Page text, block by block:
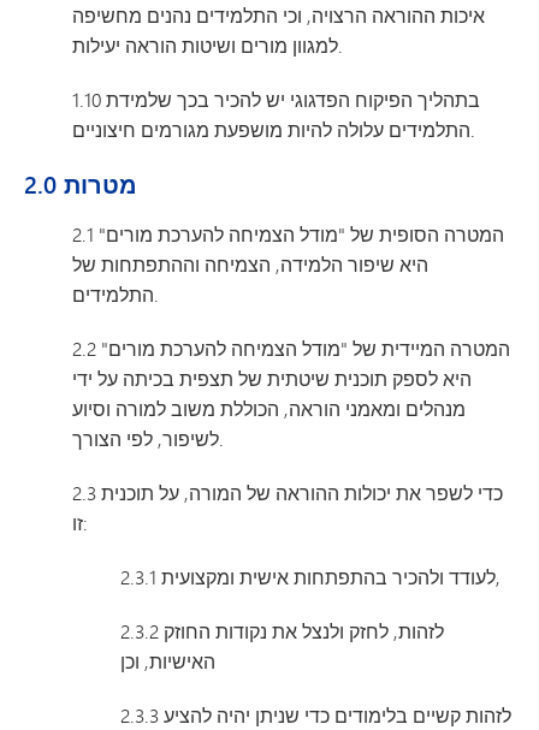
איכות ההוראה הרצויה, וכי התלמידים נהנים מחשיפה
למגוון מורים ושיטות הוראה יעילות.
1.10 בתהליך הפיקוח הפדגוגי יש להכיר בכך שלמידת
התלמידים עלולה להיות מושפעת מגורמים חיצוניים.
2.0 מטרות
2.1 המטרה הסופית של "מודל הצמיחה להערכת מורים"
היא שיפור הלמידה, הצמיחה וההתפתחות של
התלמידים.
2.2 המטרה המיידית של "מודל הצמיחה להערכת מורים"
היא לספק תוכנית שיטתית של תצפית בכיתה על ידי
מנהלים ומאמני הוראה, הכוללת משוב למורה וסיוע
לשיפור, לפי הצורך.
2.3 כדי לשפר את יכולות ההוראה של המורה, על תוכנית
זו:
2.3.1 לעודד ולהכיר בהתפתחות אישית ומקצועית,
2.3.2 לזהות, לחזק ולנצל את נקודות החוזק
האישיות, וכן
2.3.3 לזהות קשיים בלימודים כדי שניתן יהיה להציע